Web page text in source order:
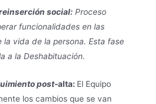
social: Proceso
funcionalidades en las
la vida de la persona. Esta fase
a la Deshabituación.
post-alta: El Equipo
los cambios que se van